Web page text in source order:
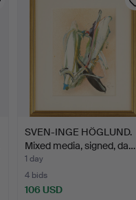
SVEN-INGE HÖGLUND.
Mixed media, signed, da…
1 day
4 bids
106 USD